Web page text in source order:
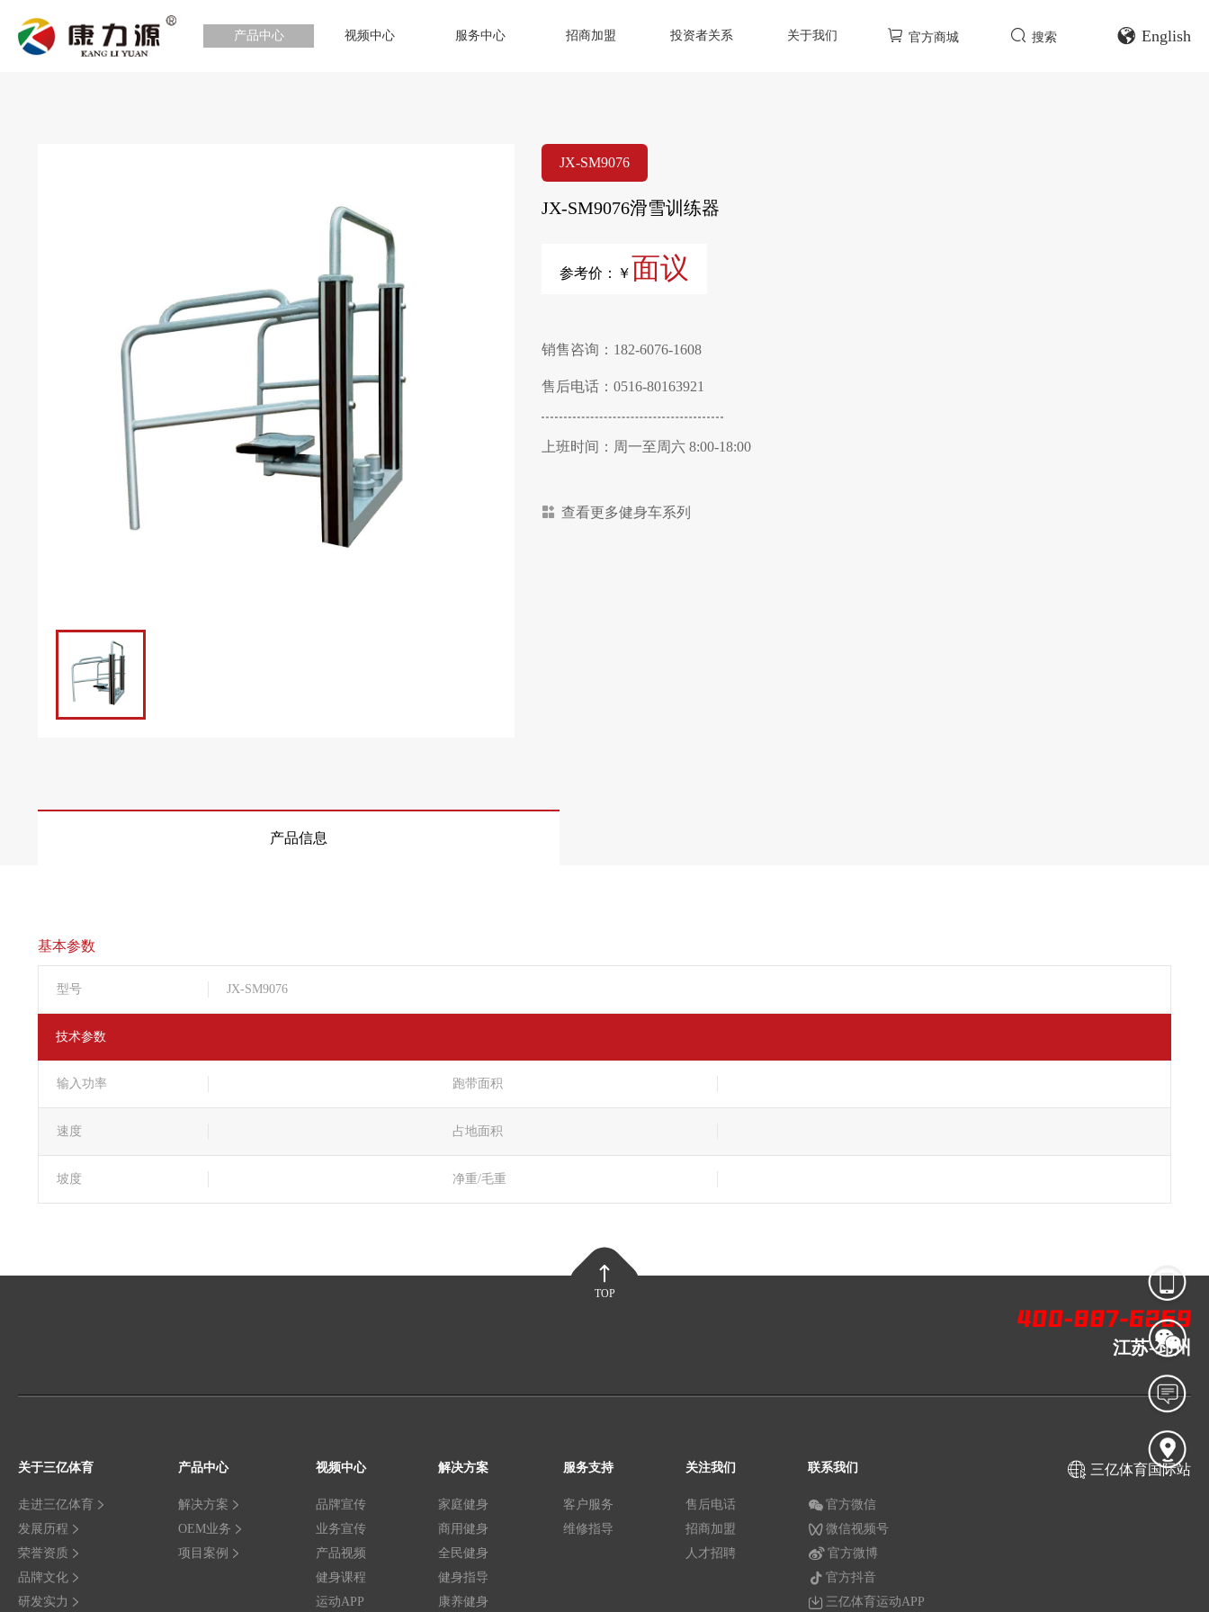
产品中心 视频中心 服务中心 招商加盟 投资者关系 关于我们 官方商城 搜索 English
JX-SM9076
JX-SM9076滑雪训练器
参考价：￥面议
销售咨询：182-6076-1608
售后电话：0516-80163921
上班时间：周一至周六 8:00-18:00
查看更多健身车系列
产品信息
基本参数
型号 JX-SM9076
技术参数
输入功率 跑带面积
速度 占地面积
坡度 净重/毛重
TOP
江苏-邳州
关于三亿体育
走进三亿体育
发展历程
荣誉资质
品牌文化
研发实力
产品中心
解决方案
OEM业务
项目案例
视频中心
品牌宣传
业务宣传
产品视频
健身课程
运动APP
解决方案
家庭健身
商用健身
全民健身
健身指导
康养健身
服务支持
客户服务
维修指导
关注我们
售后电话
招商加盟
人才招聘
联系我们
官方微信
微信视频号
官方微博
官方抖音
三亿体育运动APP
三亿体育国际站